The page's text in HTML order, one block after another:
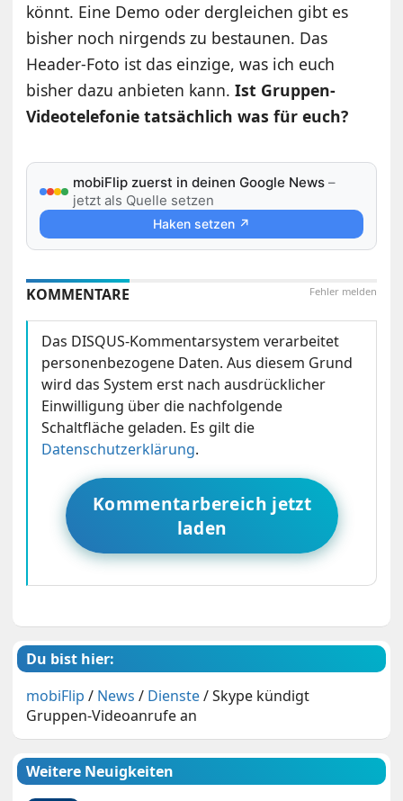
könnt. Eine Demo oder dergleichen gibt es
bisher noch nirgends zu bestaunen. Das
Header-Foto ist das einzige, was ich euch
bisher dazu anbieten kann.Ist Gruppen-
Videotelefonie tatsächlich was für euch?
mobiFlip zuerst in deinen Google News –
jetzt als Quelle setzen
Haken setzen ↗
Fehler melden
KOMMENTARE
Das DISQUS-Kommentarsystem verarbeitet
personenbezogene Daten. Aus diesem Grund
wird das System erst nach ausdrücklicher
Einwilligung über die nachfolgende
Schaltfläche geladen. Es gilt die
Datenschutzerklärung.
Kommentarbereich jetzt
laden
Du bist hier:
mobiFlip / News / Dienste/Skype kündigt
Gruppen-Videoanrufe an
Weitere Neuigkeiten